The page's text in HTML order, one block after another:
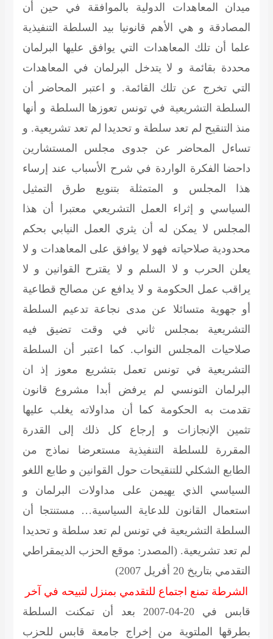
ميدان المعاهدات الدولية بالموافقة في حين أن
المصادقة و هي الأهم قانونيا بيد السلطة التنفيذية
علما أن تلك المعاهدات التي يوافق عليها البرلمان
محددة بقائمة و لا يتدخل البرلمان في المعاهدات
التي تخرج عن تلك القائمة. و اعتبر المحاضر أن
السلطة التشريعية في تونس تعوزها السلطة و أنها
منذ التنقيح لم تعد سلطة و تحديدا لم تعد تشريعية. و
تساءل المحاضر عن جدوى مجلس المستشارين
داحضا الفكرة الواردة في شرح الأسباب عند إرساء
هذا المجلس و المتمثلة بتنويع طرق التمثيل
السياسي و إثراء العمل التشريعي معتبرا أن هذا
المجلس لا يمكن له أن يثري العمل النيابي بحكم
محدودية صلاحياته فهو لا يوافق على المعاهدات و لا
يعلن الحرب و لا السلم و لا يقترح القوانين و لا
يراقب عمل الحكومة و لا يدافع عن مصالح قطاعية
أو جهوية متسائلا عن مدى نجاعة تدعيم السلطة
التشريعية بمجلس ثاني في وقت تضيق فيه
صلاحيات المجلس النواب. كما اعتبر أن السلطة
التشريعية في تونس تعمل بتشريع معوز إذ ان
البرلمان التونسي لم يرفض أبدا مشروع قانون
تقدمت به الحكومة كما أن مداولاته يغلب عليها
تثمين الإنجازات و إرجاع كل ذلك إلى القدرة
المقررة للسلطة التنفيذية مستعرضا نماذج من
الطابع الشكلي للتنقيحات حول القوانين و طابع اللغو
السياسي الذي يهيمن على مداولات البرلمان و
استعمال القانون للدعاية السياسية… مستنتجا أن
السلطة التشريعية في تونس لم تعد سلطة و تحديدا
لم تعد تشريعية. (المصدر: موقع الحزب الديمقراطي
التقدمي بتاريخ 20 أفريل 2007)
الشرطة تمنع اجتماع للتقدمي بمنزل لتبيحه في آخر
قابس في 20-04-2007 بعد أن تمكنت السلطة
بطرقها الملتوية من إخراج جامعة قابس للحزب